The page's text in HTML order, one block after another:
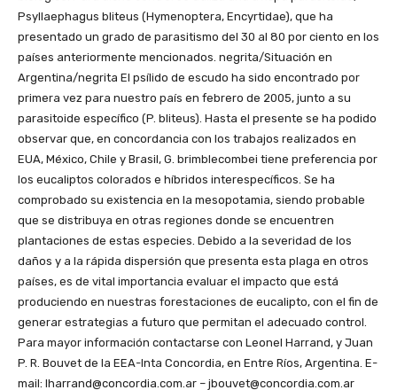
Psyllaephagus bliteus (Hymenoptera, Encyrtidae), que ha
presentado un grado de parasitismo del 30 al 80 por ciento en los
países anteriormente mencionados. negrita/Situación en
Argentina/negrita El psílido de escudo ha sido encontrado por
primera vez para nuestro país en febrero de 2005, junto a su
parasitoide específico (P. bliteus). Hasta el presente se ha podido
observar que, en concordancia con los trabajos realizados en
EUA, México, Chile y Brasil, G. brimblecombei tiene preferencia por
los eucaliptos colorados e híbridos interespecíficos. Se ha
comprobado su existencia en la mesopotamia, siendo probable
que se distribuya en otras regiones donde se encuentren
plantaciones de estas especies. Debido a la severidad de los
daños y a la rápida dispersión que presenta esta plaga en otros
países, es de vital importancia evaluar el impacto que está
produciendo en nuestras forestaciones de eucalipto, con el fin de
generar estrategias a futuro que permitan el adecuado control.
Para mayor información contactarse con Leonel Harrand, y Juan
P. R. Bouvet de la EEA-Inta Concordia, en Entre Ríos, Argentina. E-
mail: lharrand@concordia.com.ar – jbouvet@concordia.com.ar